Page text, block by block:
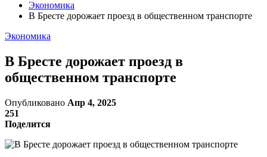
Экономика
В Бресте дорожает проезд в общественном транспорте
Экономика
В Бресте дорожает проезд в
общественном транспорте
Опубликовано Апр 4, 2025
251
Поделится